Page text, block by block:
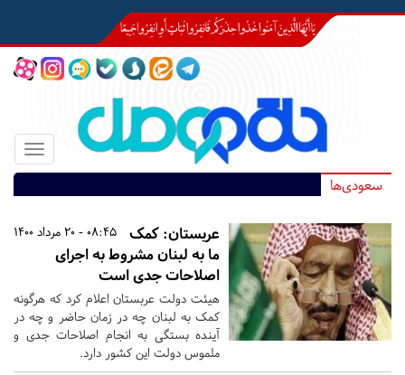
Toggle
سعودی‌ها
08:45 - 20 مرداد 1400
عربستان: کمک
ما به لبنان مشروط به اجرای
اصلاحات جدی است
هیئت دولت عربستان اعلام کرد که هرگونه
کمک به لبنان چه در زمان حاضر و چه در
آینده بستگی به انجام اصلاحات جدی و
ملموس دولت این کشور دارد.